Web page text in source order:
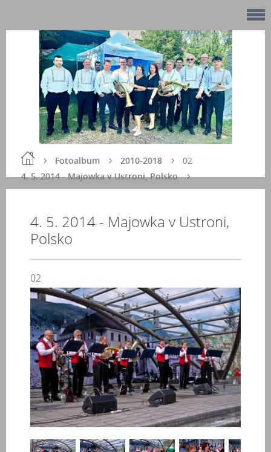
Fotoalbum
2010-2018
4. 5. 2014 - Majowka v Ustroni, Polsko
02
4. 5. 2014 - Majowka v Ustroni,
Polsko
02